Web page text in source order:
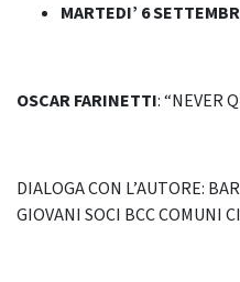
MARTEDI’ 6
OSCAR FARINETTI: “NEVER
DIALOGA CON L’AUTORE:
GIOVANI SOCI BCC COMUNI